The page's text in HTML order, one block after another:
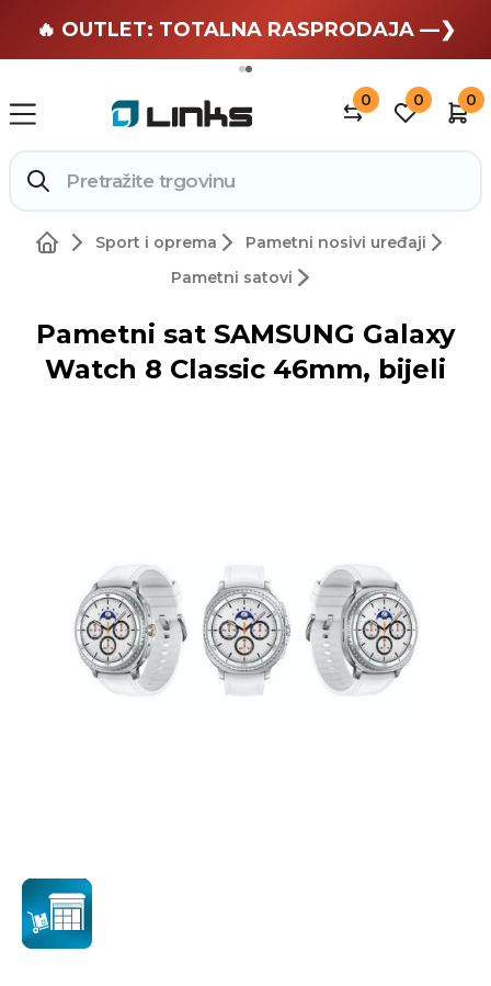
🏄 Zaslužuješ odmor —❯
🔥 OUTLET: TOTALNA RASPRODAJA —❯
0 0 0
Sport i oprema
Pametni nosivi uređaji
Pametni satovi
Pametni sat SAMSUNG Galaxy
Watch 8 Classic 46mm, bijeli